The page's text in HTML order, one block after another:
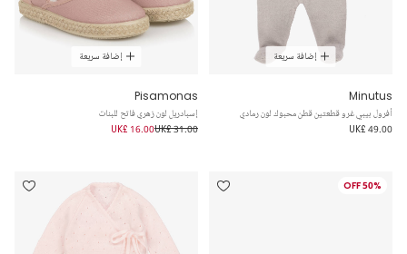
إضافة سريعة
Minutus
أفرول بيبي غرو قطعتين قطن محبوك لون رمادي
UK£ 49.00
إضافة سريعة
Pisamonas
إسبادريل لون زهري فاتح للبنات
UK£ 31.00
UK£ 16.00
50% OFF